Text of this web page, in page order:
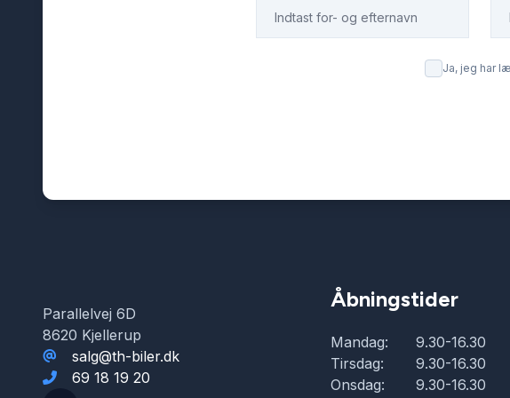
Ja, jeg har
Parallelvej 6D
8620 Kjellerup
salg@th-biler.dk
69 18 19 20
Åbningstider
Mandag:
9.30-16.30
Tirsdag:
9.30-16.30
Onsdag:
9.30-16.30